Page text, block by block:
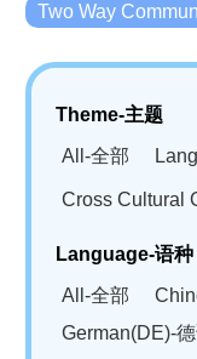
Two Way
Theme-主题
All-全部
Cross Cultural
Language-语种
All-全部
German(DE)-